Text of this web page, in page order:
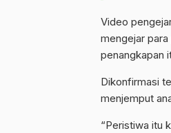
Video
mengejar
penangkapan
Dikonfirmasi
menjemput
“Peristiwa itu